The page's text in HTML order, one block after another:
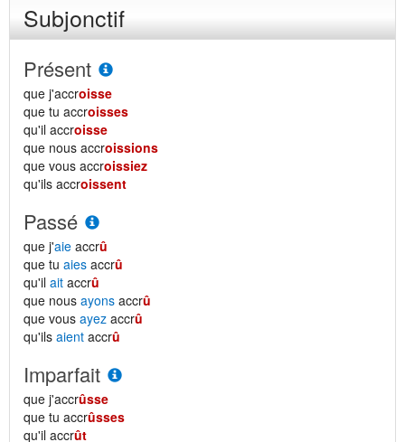
Subjonctif
Présent
que j'accroisse
que tu accroisses
qu'il accroisse
que nous accroissions
que vous accroissiez
qu'ils accroissent
Passé
que j'aie accrû
que tu aies accrû
qu'il ait accrû
que nous ayons accrû
que vous ayez accrû
qu'ils aient accrû
Imparfait
que j'accrûsse
que tu accrûsses
qu'il accrût